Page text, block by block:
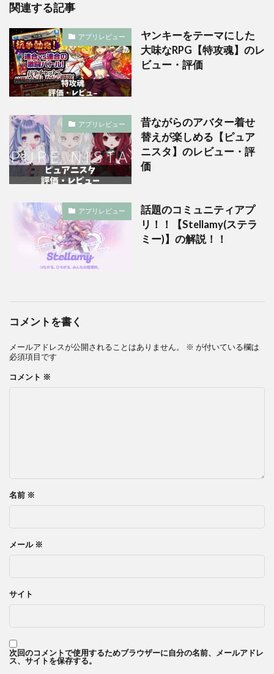
関連する記事
アプリレビュー
ヤンキーをテーマにした
大味なRPG【特攻魂】のレ
ビュー・評価
アプリレビュー
昔ながらのアバター着せ
替えが楽しめる【ピュア
ニスタ】のレビュー・評
価
アプリレビュー
話題のコミュニティアプ
リ！！【Stellamy(ステラ
ミー)】の解説！！
コメントを書く
メールアドレスが公開されることはありません。 ※ が付いている欄は
必須項目です
コメント ※
名前 ※
メール ※
サイト
次回のコメントで使用するためブラウザーに自分の名前、メールアドレ
ス、サイトを保存する。